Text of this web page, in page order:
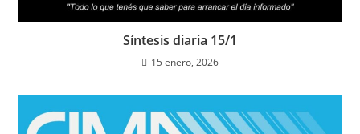
Síntesis diaria 15/1
15 enero, 2026